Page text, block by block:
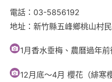
電話：03-5856192
地址：新竹縣五峰鄉桃山村
1月香水垂梅、農曆過年
12月底～4月 櫻花（緋寒